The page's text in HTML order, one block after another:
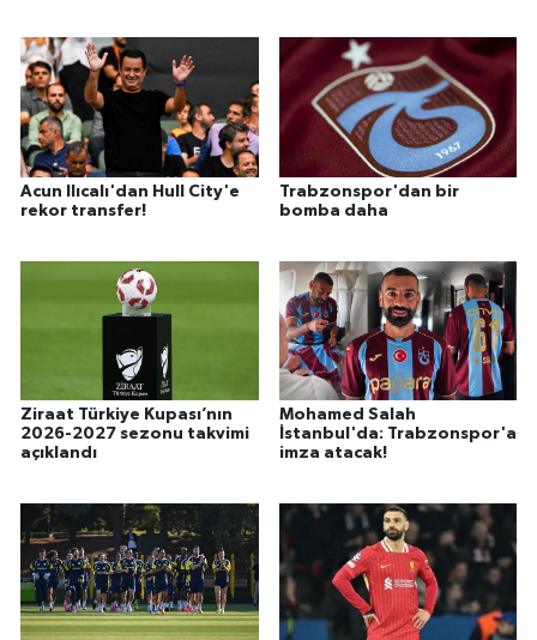
Acun Ilıcalı'dan Hull City'e
rekor transfer!
Trabzonspor'dan bir
bomba daha
Ziraat Türkiye Kupası’nın
2026-2027 sezonu takvimi
açıklandı
Mohamed Salah
İstanbul'da: Trabzonspor'a
imza atacak!